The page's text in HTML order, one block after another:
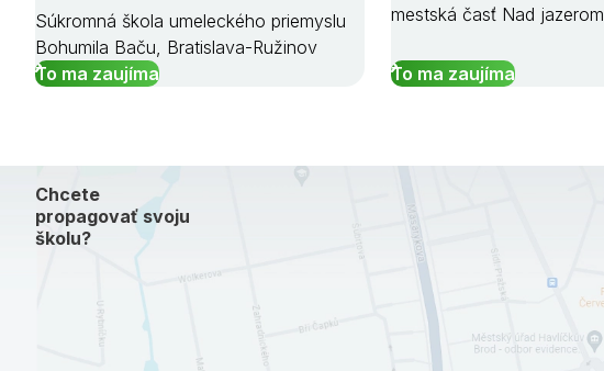
Súkromná škola umeleckého priemyslu
Bohumila Baču, Bratislava-Ružinov
To ma zaujíma
mestská časť Nad jazerom
To ma zaujíma
Chcete
propagovať svoju
školu?